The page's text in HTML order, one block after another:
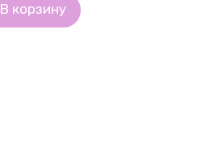
В корзину